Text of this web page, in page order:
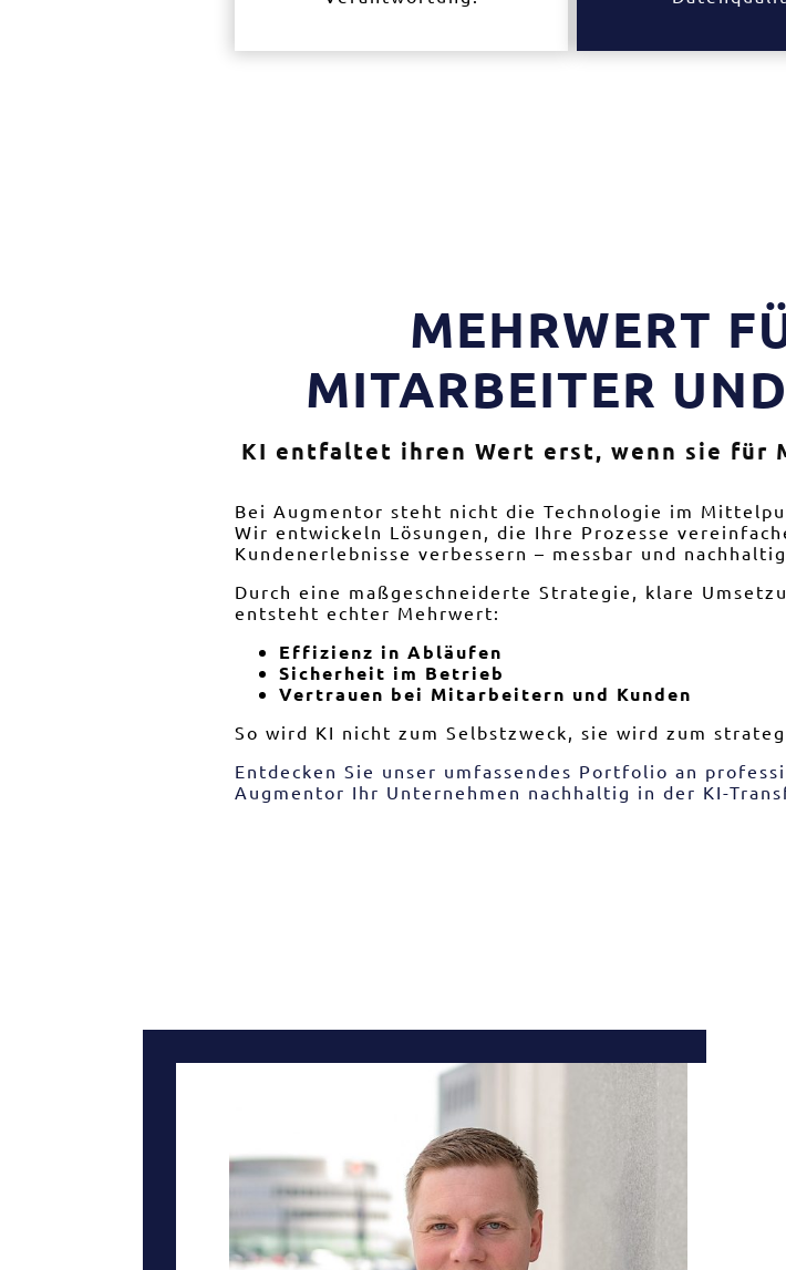
MEHRWERT
MITARBEITER
KI entfaltet ihren Wert erst, wenn sie für
Bei Augmentor steht nicht die Technologie im
Wir entwickeln Lösungen, die Ihre Prozesse
Kundenerlebnisse verbessern – messbar und
Durch eine maßgeschneiderte Strategie, klare
entsteht echter Mehrwert:
Effizienz in Abläufen
Sicherheit im Betrieb
Vertrauen bei Mitarbeitern und Kunden
So wird KI nicht zum Selbstzweck, sie wird zum
Entdecken Sie unser umfassendes Portfolio an
Augmentor Ihr Unternehmen nachhaltig in der KI-